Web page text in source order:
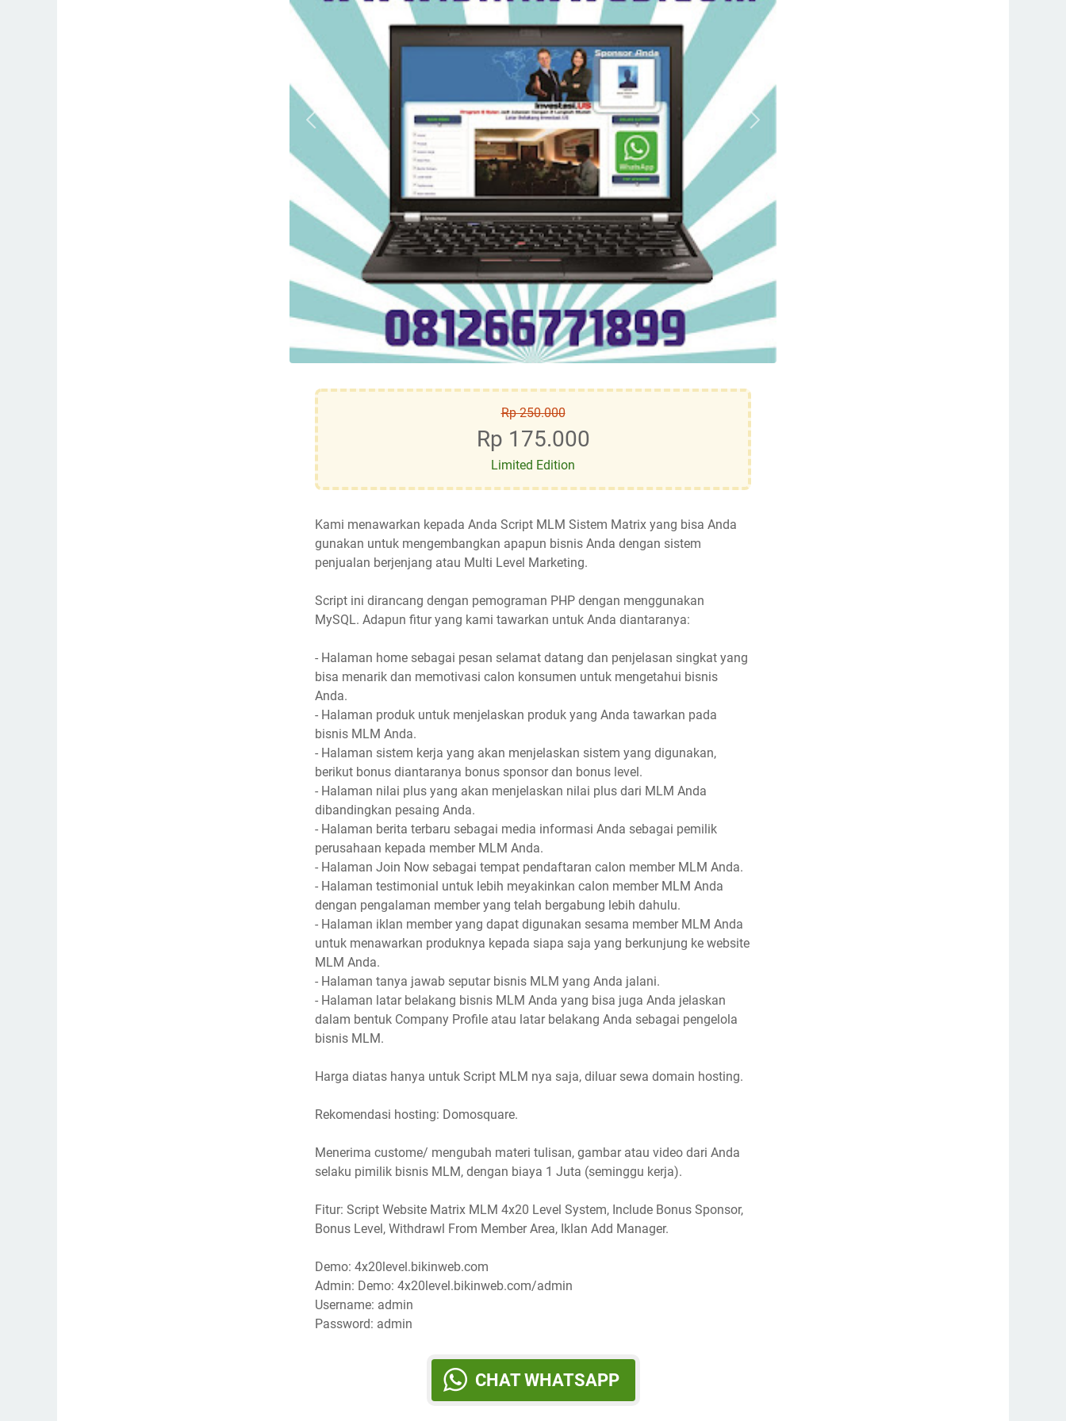
Rp 250.000
Rp 175.000
Limited Edition
Kami menawarkan kepada Anda Script MLM Sistem Matrix yang bisa Anda
gunakan untuk mengembangkan apapun bisnis Anda dengan sistem
penjualan berjenjang atau Multi Level Marketing.
Script ini dirancang dengan pemograman PHP dengan menggunakan
MySQL. Adapun fitur yang kami tawarkan untuk Anda diantaranya:
- Halaman home sebagai pesan selamat datang dan penjelasan singkat yang
bisa menarik dan memotivasi calon konsumen untuk mengetahui bisnis
Anda.
- Halaman produk untuk menjelaskan produk yang Anda tawarkan pada
bisnis MLM Anda.
- Halaman sistem kerja yang akan menjelaskan sistem yang digunakan,
berikut bonus diantaranya bonus sponsor dan bonus level.
- Halaman nilai plus yang akan menjelaskan nilai plus dari MLM Anda
dibandingkan pesaing Anda.
- Halaman berita terbaru sebagai media informasi Anda sebagai pemilik
perusahaan kepada member MLM Anda.
- Halaman Join Now sebagai tempat pendaftaran calon member MLM Anda.
- Halaman testimonial untuk lebih meyakinkan calon member MLM Anda
dengan pengalaman member yang telah bergabung lebih dahulu.
- Halaman iklan member yang dapat digunakan sesama member MLM Anda
untuk menawarkan produknya kepada siapa saja yang berkunjung ke website
MLM Anda.
- Halaman tanya jawab seputar bisnis MLM yang Anda jalani.
- Halaman latar belakang bisnis MLM Anda yang bisa juga Anda jelaskan
dalam bentuk Company Profile atau latar belakang Anda sebagai pengelola
bisnis MLM.
Harga diatas hanya untuk Script MLM nya saja, diluar sewa domain hosting.
Rekomendasi hosting: Domosquare.
Menerima custome/ mengubah materi tulisan, gambar atau video dari Anda
selaku pimilik bisnis MLM, dengan biaya 1 Juta (seminggu kerja).
Fitur: Script Website Matrix MLM 4x20 Level System, Include Bonus Sponsor,
Bonus Level, Withdrawl From Member Area, Iklan Add Manager.
Demo: 4x20level.bikinweb.com
Admin: Demo: 4x20level.bikinweb.com/admin
Username: admin
Password: admin
CHAT WHATSAPP